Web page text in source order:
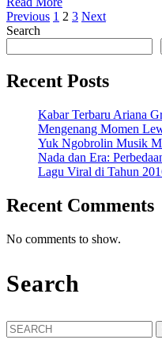
More
Posts
pagination
Previous 1 2 3 Next
Search
Recent Posts
Kabar Terbaru Ariana
Mengenang Momen
Yuk Ngobrolin Musik
Nada dan Era:
Lagu Viral di Tahun
Recent Comments
No comments to show.
Search
Search
for: